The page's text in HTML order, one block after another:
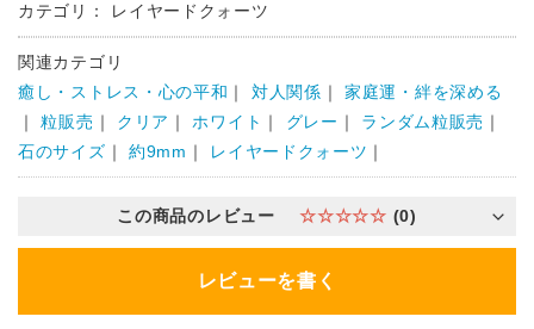
カテゴリ： レイヤードクォーツ
関連カテゴリ
癒し・ストレス・心の平和 ｜ 対人関係 ｜家庭運・絆を深める
｜粒販売 ｜ クリア ｜ ホワイト ｜ グレー ｜ ランダム粒販売 ｜
石のサイズ ｜ 約9mm ｜ レイヤードクォーツ ｜
この商品のレビュー ☆☆☆☆☆ (0)
レビューを書く